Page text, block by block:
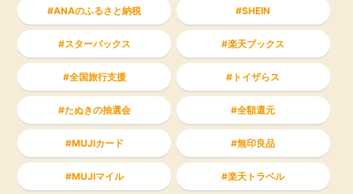
ANAのふるさと納税 SHEIN
スターバックス 楽天ブックス
全国旅行支援 トイザらス
たぬきの抽選会 全額還元
MUJIカード 無印良品
MUJIマイル 楽天トラベル